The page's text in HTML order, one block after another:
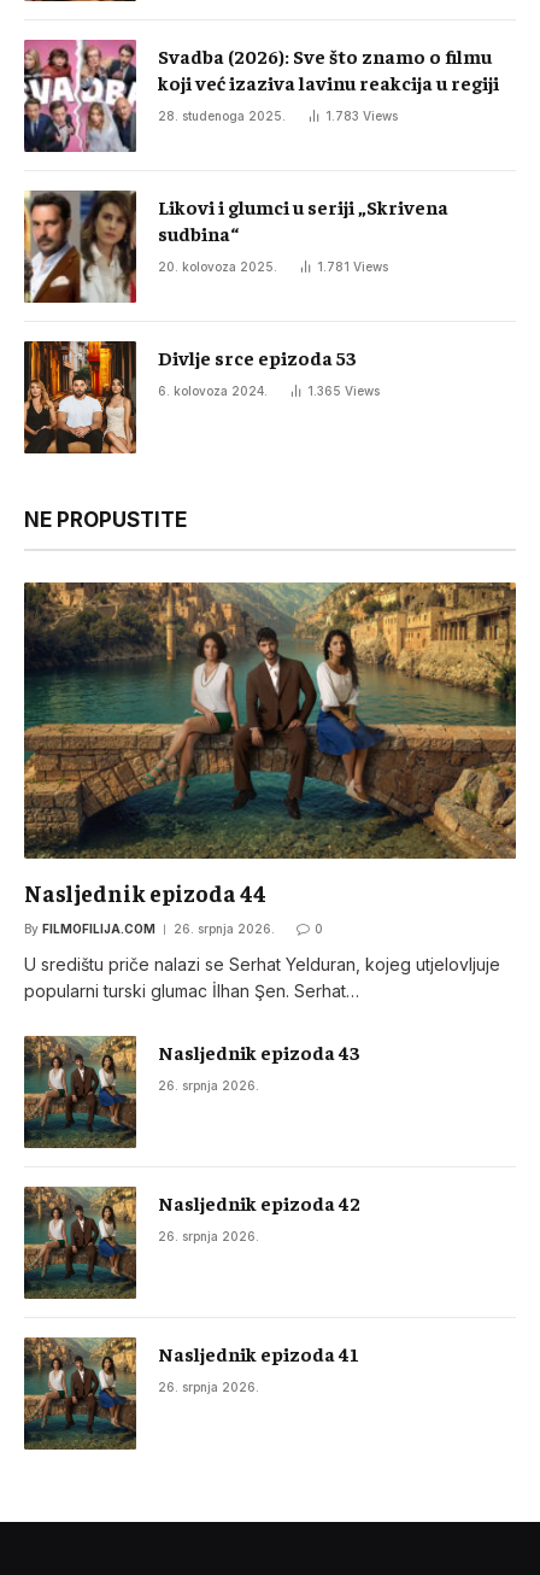
Svadba (2026): Sve što znamo o filmu
koji već izaziva lavinu reakcija u regiji
28. studenoga 2025. 1.783 Views
Likovi i glumci u seriji „Skrivena
sudbina“
20. kolovoza 2025. 1.781 Views
Divlje srce epizoda 53
6. kolovoza 2024. 1.365 Views
NE PROPUSTITE
Nasljednik epizoda 44
By FILMOFILIJA.COM 26. srpnja 2026. 0
U središtu priče nalazi se Serhat Yelduran, kojeg utjelovljuje
popularni turski glumac İlhan Şen. Serhat…
Nasljednik epizoda 43
26. srpnja 2026.
Nasljednik epizoda 42
26. srpnja 2026.
Nasljednik epizoda 41
26. srpnja 2026.